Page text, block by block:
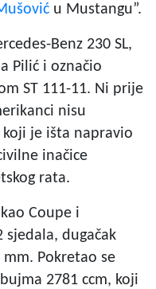
u Mustangu”.
Benz 230 SL,
Pilić i označio
ST 111-11. Ni prije
nisu
je išta napravio
inačice
rata.
Coupe i
dugačak
Pokretao se
2781 ccm, koji